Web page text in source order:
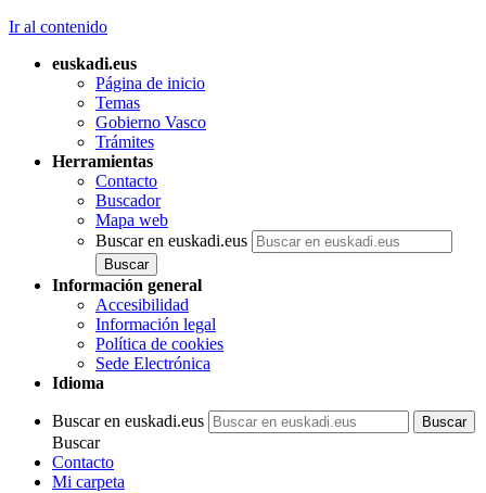
Ir al contenido
euskadi.eus
Página de inicio
Temas
Gobierno Vasco
Trámites
Herramientas
Contacto
Buscador
Mapa web
Buscar en euskadi.eus
Información general
Accesibilidad
Información legal
Política de cookies
Sede Electrónica
Idioma
Buscar en euskadi.eus
Buscar
Contacto
Mi carpeta